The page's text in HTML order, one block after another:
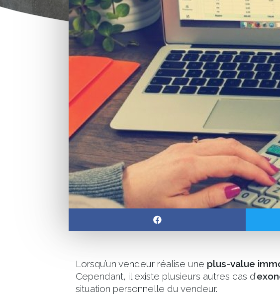
Lorsqu’un vendeur réalise une plus-value
Cependant, il existe plusieurs autres cas d’
situation personnelle du vendeur.